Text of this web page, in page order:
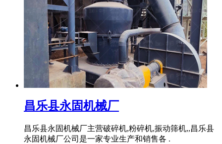
昌乐县永固机械厂
昌乐县永固机械厂主营破碎机,粉碎机,振动筛机,,昌乐县
永固机械厂公司是一家专业生产和销售各 .